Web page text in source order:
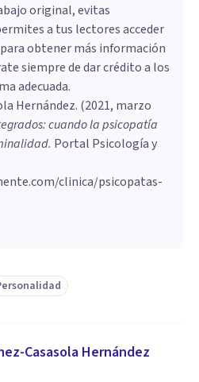
original, evitas
a tus lectores acceder
obtener más información
siempre de dar crédito a los
adecuada.
Hernández. (2021, marzo
cuando la psicopatía
. Portal Psicología y
clinica/psicopatas-
Casasola Hernández